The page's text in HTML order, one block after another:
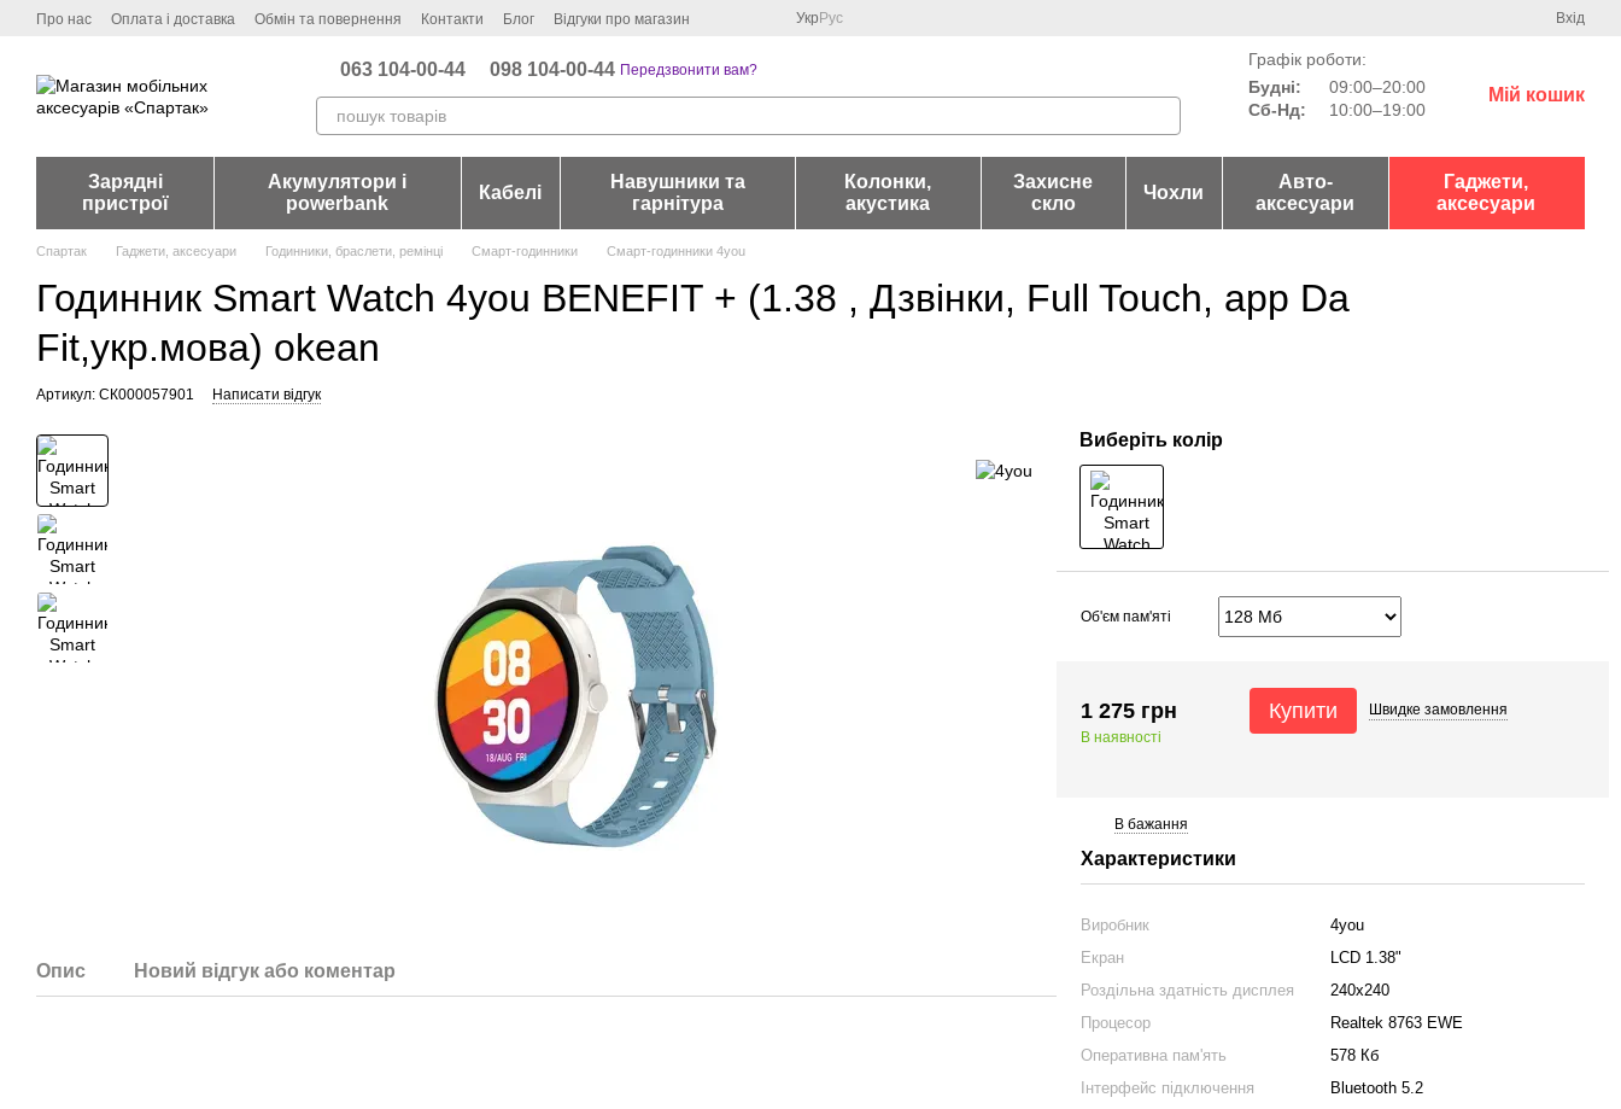
Перейти до основного контенту
Про нас Оплата і доставка Обмін та повернення Контакти Блог Відгуки про магазин Укр Рус Вхід
063 104-00-44 098 104-00-44 Передзвонити вам?
Графік роботи:
Будні:
09:00–20:00
Сб-Нд:
10:00–19:00
Мій кошик
Зарядні
пристрої
Акумулятори і
powerbank
Кабелі
Навушники та
гарнітура
Колонки,
акустика
Захисне
скло
Чохли
Авто-
аксесуари
Гаджети,
аксесуари
Спартак Гаджети, аксесуари Годинники, браслети, ремінці Смарт-годинники Смарт-годинники 4you
Годинник Smart Watch 4you BENEFIT + (1.38 , Дзвінки, Full Touch, app Da
Fit,укр.мова) okean
Артикул: СК000057901 Написати відгук
Опис Новий відгук або коментар
Виберіть колір
Об'єм пам'яті
1 275 грн
В наявності
Купити Швидке замовлення
В бажання
Характеристики
Виробник
4you
Екран
LCD 1.38"
Роздільна здатність дисплея
240х240
Процесор
Realtek 8763 EWE
Оперативна пам'ять
578 Кб
Інтерфейс підключення
Bluetooth 5.2